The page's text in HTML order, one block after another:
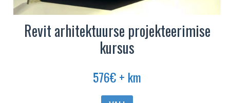
Revit arhitektuurse projekteerimise
kursus
576€+ km
Sellel